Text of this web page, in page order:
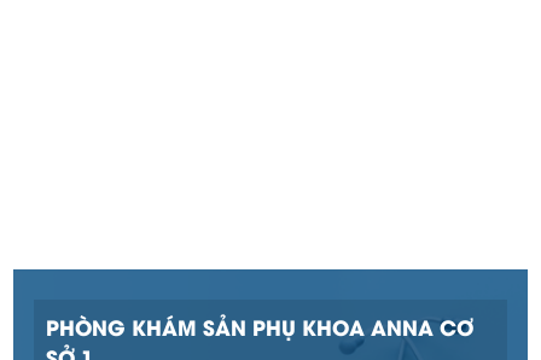
PHÒNG KHÁM SẢN PHỤ KHOA ANNA CƠ